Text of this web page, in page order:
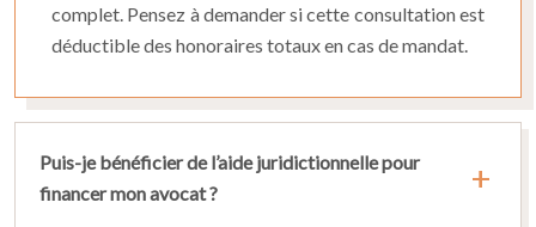
complet. Pensez à demander si cette consultation est
déductible des honoraires totaux en cas de mandat.
Puis-je bénéficier de l’aide juridictionnelle pour
financer mon avocat ?